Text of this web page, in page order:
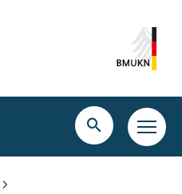
Suche
öffnen